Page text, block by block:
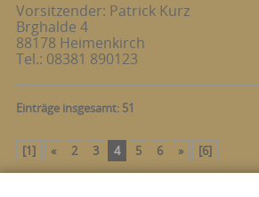
Vorsitzender: Patrick Kurz
Brghalde 4
88178 Heimenkirch
Tel.: 08381 890123
Einträge insgesamt: 51
[1] « 2 3 4 5 6 » [6]